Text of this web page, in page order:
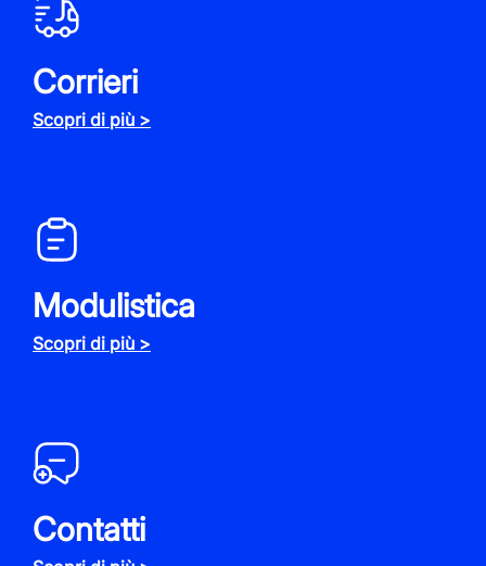
Corrieri
Scopri di più >
Modulistica
Scopri di più >
Contatti